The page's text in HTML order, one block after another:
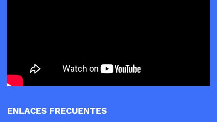
ENLACES FRECUENTES